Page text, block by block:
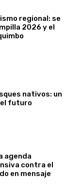
regional: se
2026 y el
nativos: un
futuro
agenda
contra el
en mensaje